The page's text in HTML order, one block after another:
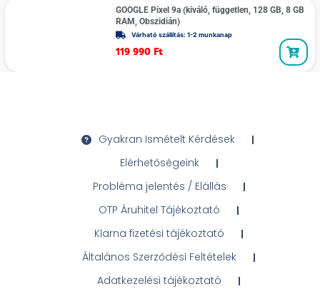
GOOGLE Pixel 9a (kiváló, független, 128 GB, 8 GB
RAM, Obszidián)
Várható szállítás: 1-2 munkanap
119 990 Ft
Gyakran Ismételt Kérdések
Elérhetőségeink
Probléma jelentés / Elállás
OTP Áruhitel Tájékoztató
Klarna fizetési tájékoztató
Általános Szerződési Feltételek
Adatkezelési tájékoztató